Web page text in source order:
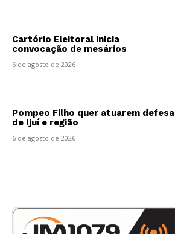
Cartório Eleitoral inicia
convocação de mesários
6 de agosto de 2026
Pompeo Filho quer atuarem defesa
de Ijuí e região
6 de agosto de 2026